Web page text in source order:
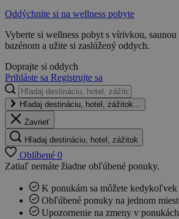
Oddýchnite si na wellness pobyte
Vyberte si wellness pobyt s vírivkou,
bazénom a užite si zaslúžený oddych.
Doprajte si oddych
Prihláste sa Registrujte sa
Hľadaj destináciu, hotel, zážitok...
Zavrieť
Hľadaj destináciu, hotel, zážitok
Oblíbené 0
Zatiaľ nemáte žiadne obľúbené ponuky.
K ponukám sa môžete
Obľúbené ponuky na jednom
Upozornenie na zmeny v ponukách